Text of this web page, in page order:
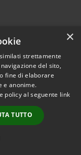
© 2020 •
di Grugliasco •
×
strettamente
del sito,
fine di elaborare
e anonime.
policy al seguente link
TUTTO